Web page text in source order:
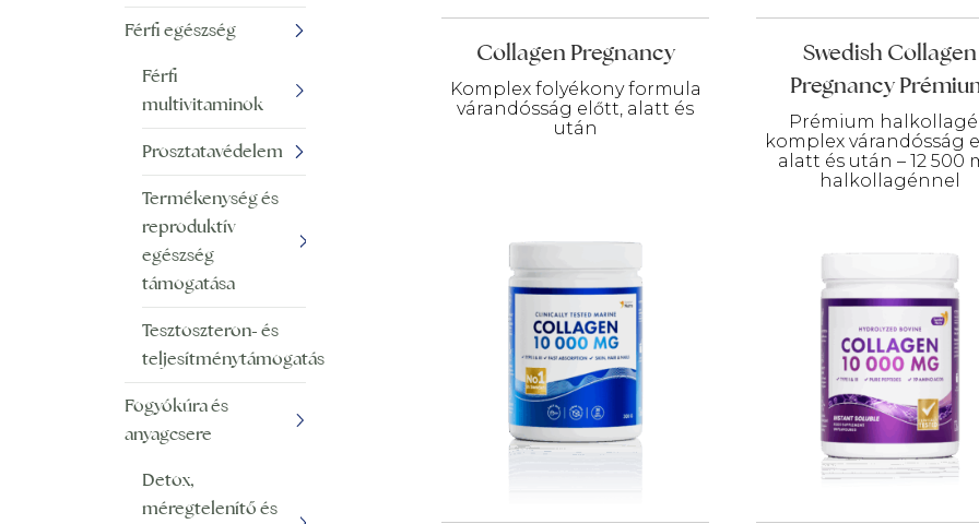
Collagen Pregnancy
Komplex folyékony formula
várandósság előtt, alatt és
után
Swedish Collagen
Pregnancy
Prémium
komplex várandósság
alatt és után – 12 500
halkollagénnel
Férfi egészség
Férfi
multivitaminok
Prosztatavédelem
Termékenység és
reproduktív
egészség
támogatása
Tesztoszteron- és
teljesítménytámogatás
Fogyókúra és
anyagcsere
Detox,
méregtelenítő és